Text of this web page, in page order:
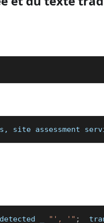
site assessment
"', '" ;